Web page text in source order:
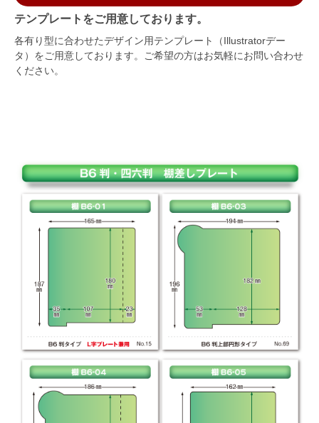
テンプレートをご用意しております。
各有り型に合わせたデザイン用テンプレート（Illustratorデー
タ）をご用意しております。ご希望の方はお気軽にお問い合わせ
ください。